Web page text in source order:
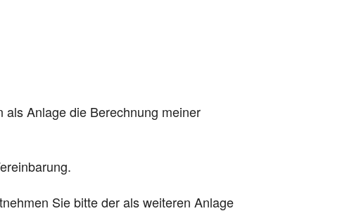
Anlage die Berechnung meiner
Sie bitte der als weiteren Anlage